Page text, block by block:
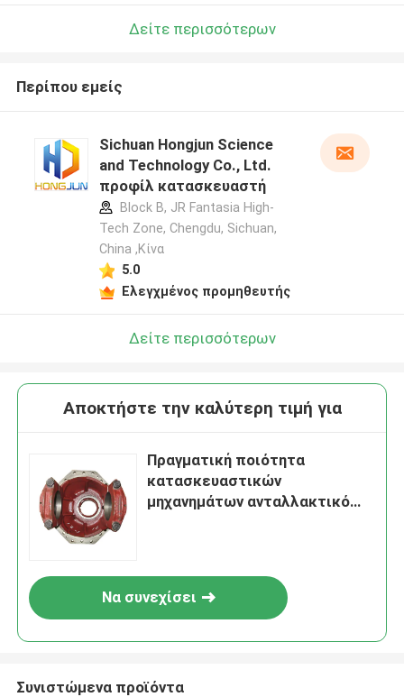
Δείτε περισσότερων
Περίπου εμείς
Sichuan Hongjun Science
and Technology Co., Ltd.
προφίλ κατασκευαστή
Block B, JR Fantasia High-
Tech Zone, Chengdu, Sichuan,
China ,Κίνα
5.0
Ελεγχμένος προμηθευτής
Δείτε περισσότερων
Αποκτήστε την καλύτερη τιμή για
Πραγματική ποιότητα
κατασκευαστικών
μηχανημάτων ανταλλακτικό
Να συνεχίσει
Συνιστώμενα προϊόντα